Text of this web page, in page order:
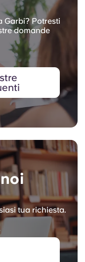
Garbi? Potresti
domande
tua richiesta.